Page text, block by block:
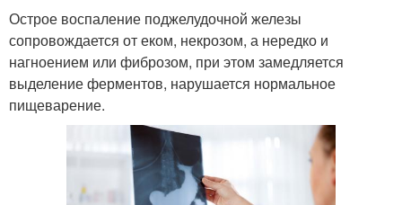
Острое воспаление поджелудочной железы
сопровождается от еком, некрозом, а нередко и
нагноением или фиброзом, при этом замедляется
выделение ферментов, нарушается нормальное
пищеварение.